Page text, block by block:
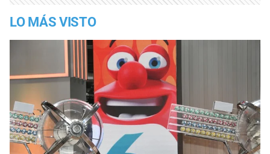
LO MÁS VISTO